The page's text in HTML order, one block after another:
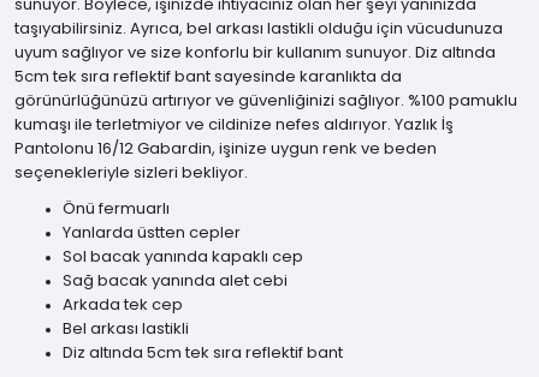
sunuyor. Böylece, işinizde ihtiyacınız olan her şeyi yanınızda
taşıyabilirsiniz. Ayrıca, bel arkası lastikli olduğu için vücudunuza
uyum sağlıyor ve size konforlu bir kullanım sunuyor. Diz altında
5cm tek sıra reflektif bant sayesinde karanlıkta da
görünürlüğünüzü artırıyor ve güvenliğinizi sağlıyor. %100 pamuklu
kumaşı ile terletmiyor ve cildinize nefes aldırıyor. Yazlık İş
Pantolonu 16/12 Gabardin, işinize uygun renk ve beden
seçenekleriyle sizleri bekliyor.
Önü fermuarlı
Yanlarda üstten cepler
Sol bacak yanında kapaklı cep
Sağ bacak yanında alet cebi
Arkada tek cep
Bel arkası lastikli
Diz altında 5cm tek sıra reflektif bant